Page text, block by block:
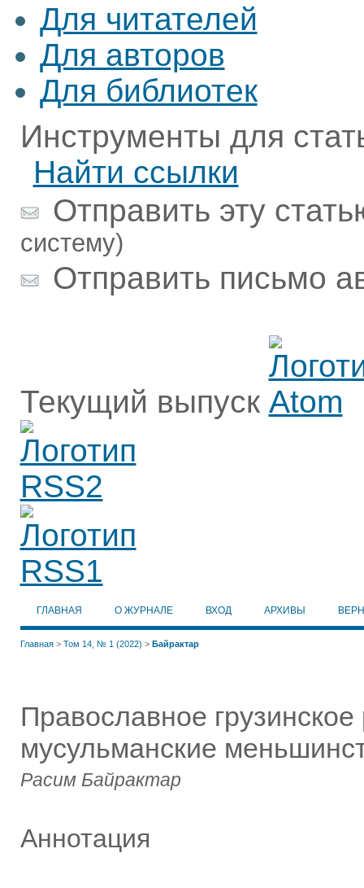
Для читателей
Для авторов
Для библиотек
Инструменты для
Найти ссылки
Отправить эту
систему)
Отправить письмо
Текущий выпуск
ГЛАВНАЯ О ЖУРНАЛЕ ВХОД АРХИВЫ
Главная> Том 14, № 1 (2022) > Байрактар
Православное грузинское
мусульманские
Расим Байрактар
Аннотация